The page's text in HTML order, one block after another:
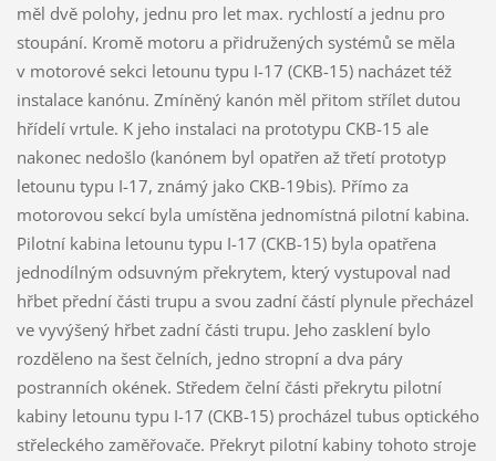
měl dvě polohy, jednu pro let max. rychlostí a jednu pro
stoupání. Kromě motoru a přidružených systémů se měla
v motorové sekci letounu typu I-17 (CKB-15) nacházet též
instalace kanónu. Zmíněný kanón měl přitom střílet dutou
hřídelí vrtule. K jeho instalaci na prototypu CKB-15 ale
nakonec nedošlo (kanónem byl opatřen až třetí prototyp
letounu typu I-17, známý jako CKB-19bis). Přímo za
motorovou sekcí byla umístěna jednomístná pilotní kabina.
Pilotní kabina letounu typu I-17 (CKB-15) byla opatřena
jednodílným odsuvným překrytem, který vystupoval nad
hřbet přední části trupu a svou zadní částí plynule přecházel
ve vyvýšený hřbet zadní části trupu. Jeho zasklení bylo
rozděleno na šest čelních, jedno stropní a dva páry
postranních okének. Středem čelní části překrytu pilotní
kabiny letounu typu I-17 (CKB-15) procházel tubus optického
střeleckého zaměřovače. Překryt pilotní kabiny tohoto stroje